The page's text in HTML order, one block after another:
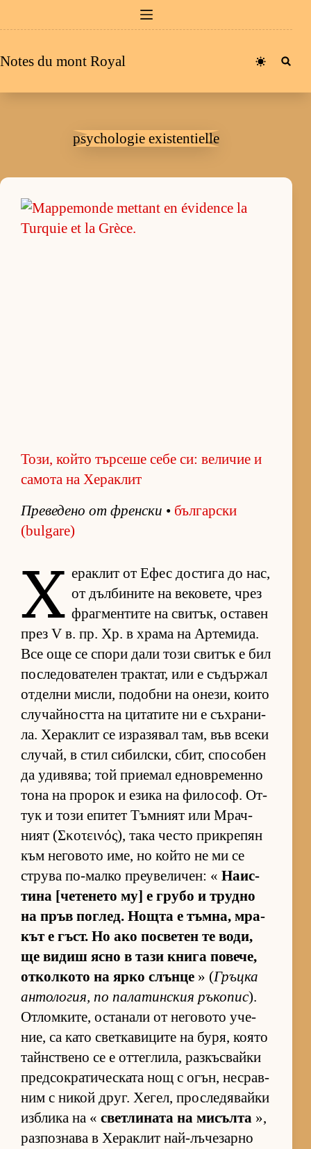
au
Notes du mont Royal
psychologie existentielle
Този, който търсеше себе си: величие и
самота на Хераклит
Пре­ве­дено от френ­ски • бъл­гар­ски
(bulgare)
Х е­рак­лит от Ефес дос­тига до нас,
от дъл­би­ните на ве­ко­ве­те, чрез
фраг­мен­тите на сви­тък, ос­та­вен
през V в. пр. Хр. в храма на Ар­те­ми­да.
Все още се спори дали този сви­тък е бил
пос­ле­до­ва­те­лен трак­тат, или е съ­дър­жал
от­делни мис­ли, по­добни на оне­зи, ко­ито
слу­чай­ността на ци­та­тите ни е съх­ра­ни­
ла. Хе­рак­лит се из­ра­зя­вал там, във всеки
слу­чай, в стил си­бил­с­ки, сбит, спо­со­бен
да уди­вя­ва; той при­е­мал ед­нов­ре­менно
тона на про­рок и езика на фи­ло­соф. От­
тук и този епи­тет Тъм­ният или Мрач­
ният (Σκοτεινός), така често прик­ре­пян
към не­го­вото име, но който не ми се
струва по-малко пре­у­ве­ли­чен: « На­ис­
тина [че­те­нето му] е грубо и трудно
на пръв пог­лед. Нощта е тъм­на, мра­
кът е гъст. Но ако пос­ве­тен те во­ди,
ще ви­диш ясно в тази книга по­ве­че,
от­кол­кото на ярко слънце » (Гръцка
ан­то­ло­гия, по па­ла­тин­с­кия ръ­ко­пис).
От­лом­ки­те, ос­та­нали от не­го­вото уче­
ние, са като свет­ка­ви­ците на бу­ря, ко­ято
тайн­с­т­вено се е от­тег­ли­ла, раз­къс­вайки
пред­сок­ра­ти­чес­ката нощ с огън, нес­рав­
ним с ни­кой друг. Хе­гел, прос­ле­дя­вайки
из­б­лика на « свет­ли­ната на ми­сълта »,
раз­поз­нава в Хе­рак­лит най-лъ­че­зарно